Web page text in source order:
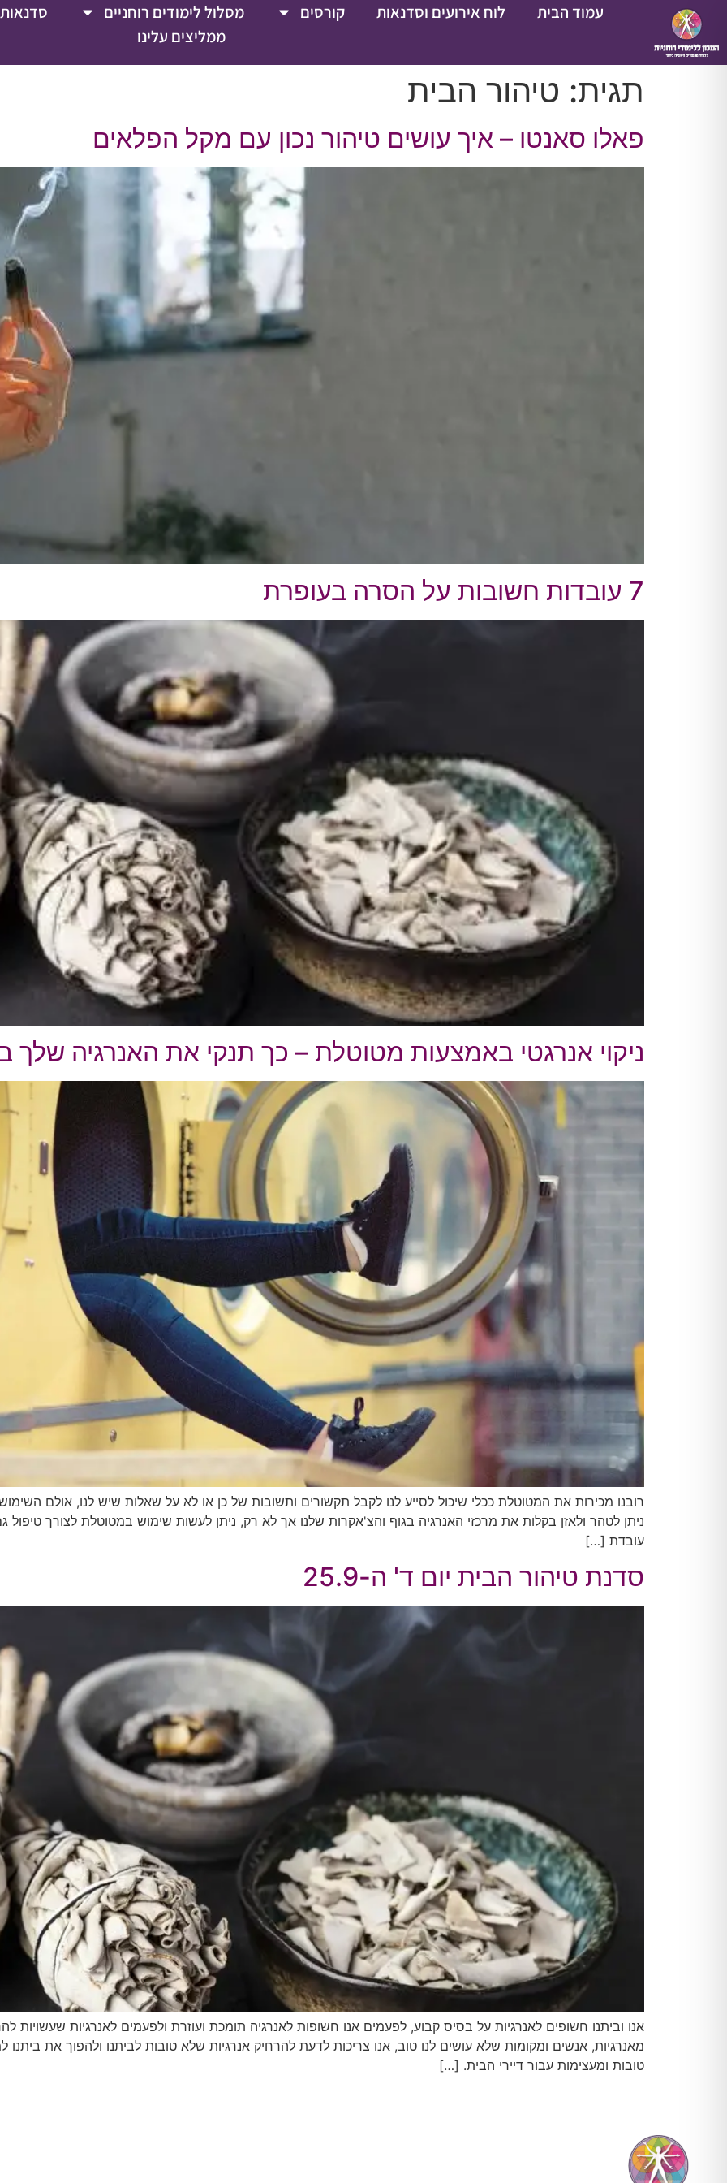
עמוד הבית לוח אירועים וסדנאות קורסים מסלול לימודים רוחניים
סדנאות
ממליצים עלינו
תגית: טיהור הבית
פאלו סאנטו – איך עושים טיהור נכון עם מקל הפלאים
7 עובדות חשובות על הסרה בעופרת
ניקוי אנרגטי באמצעות מטוטלת – כך תנקי את האנרגיה שלך
רובנו מכירות את המטוטלת ככלי שיכול לסייע לנו לקבל תקשורים ותשובות של כן או לא על שאלות שיש לנו, אולם
ניתן לטהר ולאזן בקלות את מרכזי האנרגיה בגוף והצ'אקרות שלנו אך לא רק, ניתן לעשות שימוש במטוטלת לצורך טיפול
עובדת […]
סדנת טיהור הבית יום ד' ה-25.9
אנו וביתנו חשופים לאנרגיות על בסיס קבוע, לפעמים אנו חשופות לאנרגיה תומכת ועוזרת ולפעמים לאנרגיות שעשויות
מאנרגיות, אנשים ומקומות שלא עושים לנו טוב, אנו צריכות לדעת להרחיק אנרגיות שלא טובות לביתנו ולהפוך את ביתנו
טובות ומעצימות עבור דיירי הבית. […]